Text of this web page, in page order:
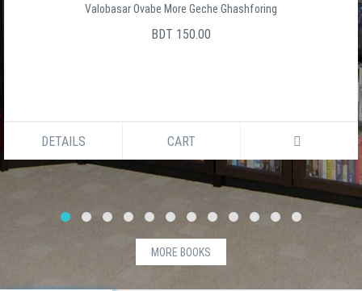
Valobasar Ovabe More Geche Ghashforing
BDT 150.00
DETAILS CART
MORE BOOKS